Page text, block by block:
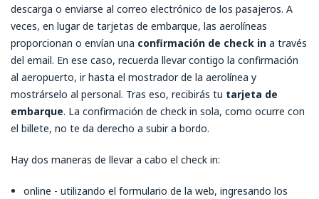
descarga o enviarse al correo electrónico de los pasajeros. A
veces, en lugar de tarjetas de embarque, las aerolíneas
proporcionan o envían una confirmación de check in a través
del email. En ese caso, recuerda llevar contigo la confirmación
al aeropuerto, ir hasta el mostrador de la aerolínea y
mostrárselo al personal. Tras eso, recibirás tu tarjeta de
embarque. La confirmación de check in sola, como ocurre con
el billete, no te da derecho a subir a bordo.
Hay dos maneras de llevar a cabo el check in:
online - utilizando el formulario de la web, ingresando los